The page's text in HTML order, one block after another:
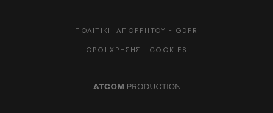
ΠΟΛΙΤΙΚΗ ΑΠΟΡΡΗΤΟΥ - GDPR
ΟΡΟΙ ΧΡΗΣΗΣ - COOKIES